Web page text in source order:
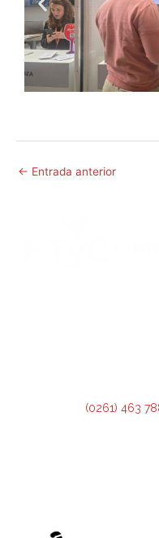
← Entrada anterior
(0261) 463